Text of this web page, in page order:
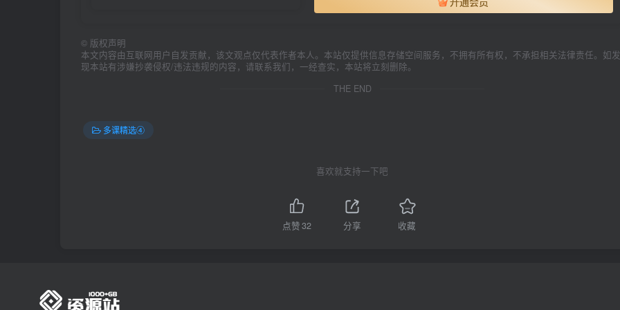
© 版权声明
本文内容由互联网用户自发贡献，该文观点仅代表作者本人。本站仅提供信息存储空间服务，不拥有所有权，不承担相关法律责任。如发
现本站有涉嫌抄袭侵权/违法违规的内容，请联系我们，一经查实，本站将立刻删除。
THE END
多课精选④
喜欢就支持一下吧
点赞32 分享 收藏